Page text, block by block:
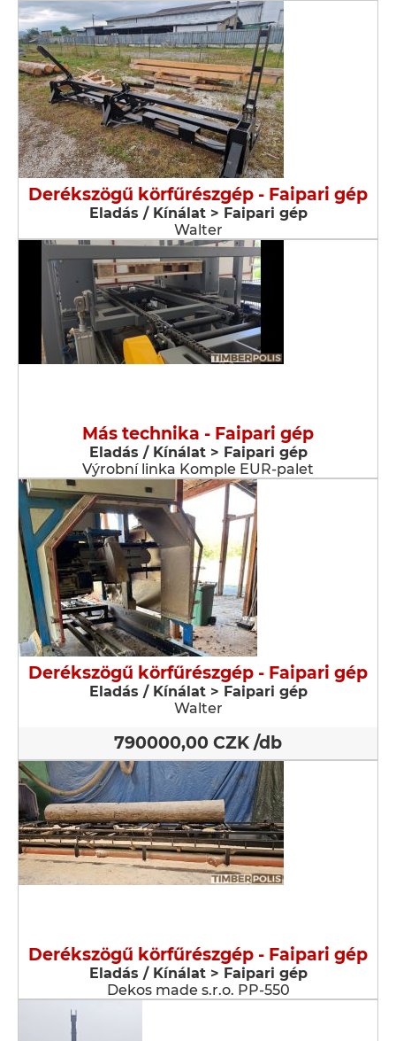
Derékszögű körfűrészgép - Faipari gép
Eladás / Kínálat > Faipari gép
Walter
Más technika - Faipari gép
Eladás / Kínálat > Faipari gép
Výrobní linka Komple EUR-palet
Derékszögű körfűrészgép - Faipari gép
Eladás / Kínálat > Faipari gép
Walter
790000,00 CZK /db
Derékszögű körfűrészgép - Faipari gép
Eladás / Kínálat > Faipari gép
Dekos made s.r.o. PP-550